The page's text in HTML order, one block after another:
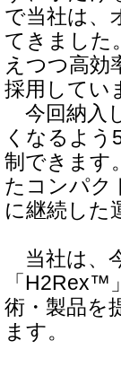
で当社は、
てきました
えつつ高効
採用してい
今回納入
くなるよう
制できます
たコンパク
に継続した
当社は、
「H2Rex™
術・製品を
ます。